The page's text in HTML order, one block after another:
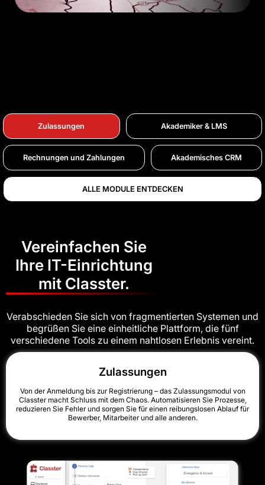
Zulassungen Akademiker & LMS
Rechnungen und Zahlungen Akademisches CRM
ALLE MODULE ENTDECKEN
Vereinfachen Sie
Ihre IT-Einrichtung
mit Classter.
Verabschieden Sie sich von fragmentierten Systemen und
begrüßen Sie eine einheitliche Plattform, die fünf
verschiedene Tools zu einem nahtlosen Erlebnis vereint.
Zulassungen
Von der Anmeldung bis zur Registrierung – das Zulassungsmodul von
Classter macht Schluss mit dem Chaos. Automatisieren Sie Prozesse,
reduzieren Sie Fehler und sorgen Sie für einen reibungslosen Ablauf für
Bewerber, Mitarbeiter und alle anderen.